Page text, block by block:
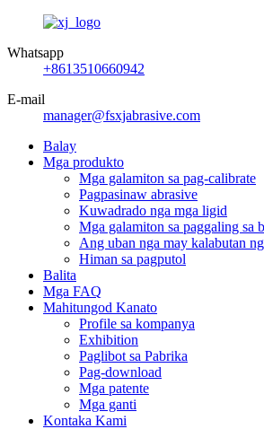
Whatsapp
+8613510660942
E-mail
manager@fsxjabrasive.com
Balay
Mga produkto
Mga galamiton sa pag-calibrate
Pagpasinaw abrasive
Kuwadrado nga mga ligid
Mga galamiton sa paggaling sa
Ang uban nga may kalabutan
Himan sa pagputol
Balita
Mga FAQ
Mahitungod Kanato
Profile sa kompanya
Exhibition
Paglibot sa Pabrika
Pag-download
Mga patente
Mga ganti
Kontaka Kami